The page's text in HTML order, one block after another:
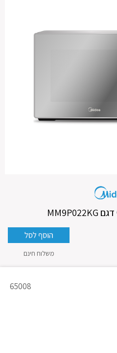
משלוח חינם
מק"ט
65008